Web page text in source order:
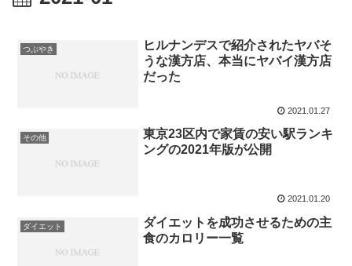
つぶやき
ヒルナンデスで紹介されたヤバそ
うな漢方店、本当にヤバイ漢方店
だった
2021.01.27
その他
東京23区内で家賃の安い駅ランキ
ングの2021年版が公開
2021.01.20
ダイエット
ダイエットを成功させるための主
食のカロリー一覧